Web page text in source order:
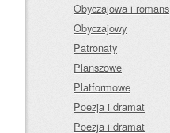
Obyczajowa i romans
Obyczajowy
Patronaty
Planszowe
Platformowe
Poezja i dramat
Poezja i dramat